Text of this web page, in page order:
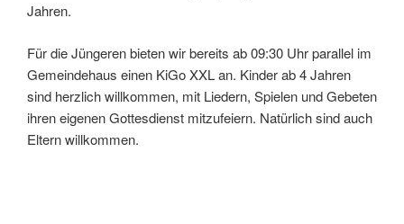
Jahren.
Für die Jüngeren bieten wir bereits ab 09:30 Uhr parallel im
Gemeindehaus einen KiGo XXL an. Kinder ab 4 Jahren
sind herzlich willkommen, mit Liedern, Spielen und Gebeten
ihren eigenen Gottesdienst mitzufeiern. Natürlich sind auch
Eltern willkommen.